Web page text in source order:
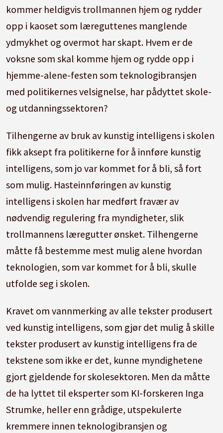
kommer heldigvis trollmannen hjem og rydder
opp i kaoset som læreguttenes manglende
ydmykhet og overmot har skapt. Hvem er de
voksne som skal komme hjem og rydde opp i
hjemme-alene-festen som teknologibransjen
med politikernes velsignelse, har pådyttet skole-
og utdanningssektoren?
Tilhengerne av bruk av kunstig intelligens i skolen
fikk aksept fra politikerne for å innføre kunstig
intelligens, som jo var kommet for å bli, så fort
som mulig. Hasteinnføringen av kunstig
intelligens i skolen har medført fravær av
nødvendig regulering fra myndigheter, slik
trollmannens læregutter ønsket. Tilhengerne
måtte få bestemme mest mulig alene hvordan
teknologien, som var kommet for å bli, skulle
utfolde seg i skolen.
Kravet om vannmerking av alle tekster produsert
ved kunstig intelligens, som gjør det mulig å skille
tekster produsert av kunstig intelligens fra de
tekstene som ikke er det, kunne myndighetene
gjort gjeldende for skolesektoren. Men da måtte
de ha lyttet til eksperter som KI-forskeren Inga
Strumke, heller enn grådige, utspekulerte
kremmere innen teknologibransjen og